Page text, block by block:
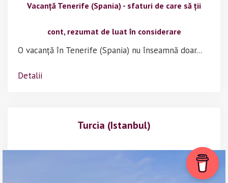
Vacanță Tenerife (Spania) - sfaturi de care să ții
cont, rezumat de luat în considerare
O vacanță în Tenerife (Spania) nu înseamnă doar...
Detalii
Turcia (Istanbul)